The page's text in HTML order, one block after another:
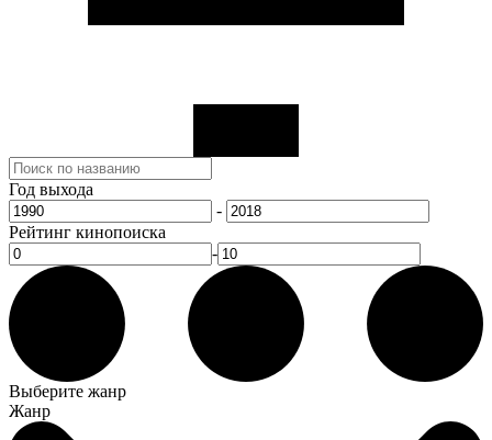
Год выхода
-
Рейтинг кинопоиска
-
Выберите жанр
Жанр